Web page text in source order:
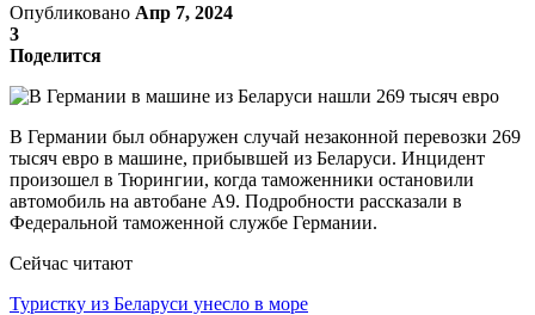
Опубликовано Апр 7, 2024
3
Поделится
В Германии был обнаружен случай незаконной перевозки 269
тысяч евро в машине, прибывшей из Беларуси. Инцидент
произошел в Тюрингии, когда таможенники остановили
автомобиль на автобане А9. Подробности рассказали в
Федеральной таможенной службе Германии.
Сейчас читают
Туристку из Беларуси унесло в море